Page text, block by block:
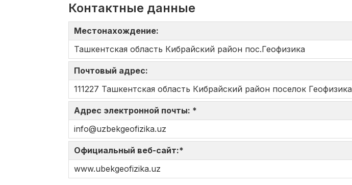
Контактные данные
Местонахождение:
Ташкентская область Кибрайский район пос.Геофизика
Почтовый адрес:
111227 Ташкентская область Кибрайский район поселок Геофизика
Адрес электронной почты: *
info@uzbekgeofizika.uz
Официальный веб-сайт:*
www.ubekgeofizika.uz